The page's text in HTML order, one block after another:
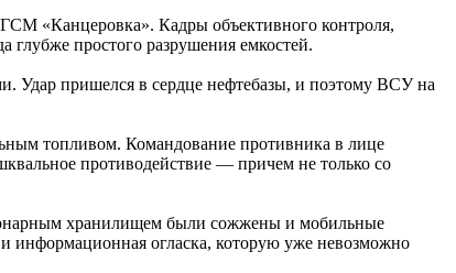
«Канцеровка». Кадры объективного контроля,
глубже простого разрушения емкостей.
Удар пришелся в сердце нефтебазы, и поэтому ВСУ на
топливом. Командование противника в лице
противодействие — причем не только со
хранилищем были сожжены и мобильные
информационная огласка, которую уже невозможно